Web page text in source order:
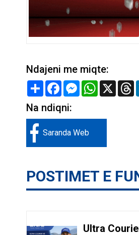
Ndajeni me miqte:
Share FacebookMessenger
WhatsApp
X
Na ndiqni:
Saranda Web
POSTIMET E
Ultra